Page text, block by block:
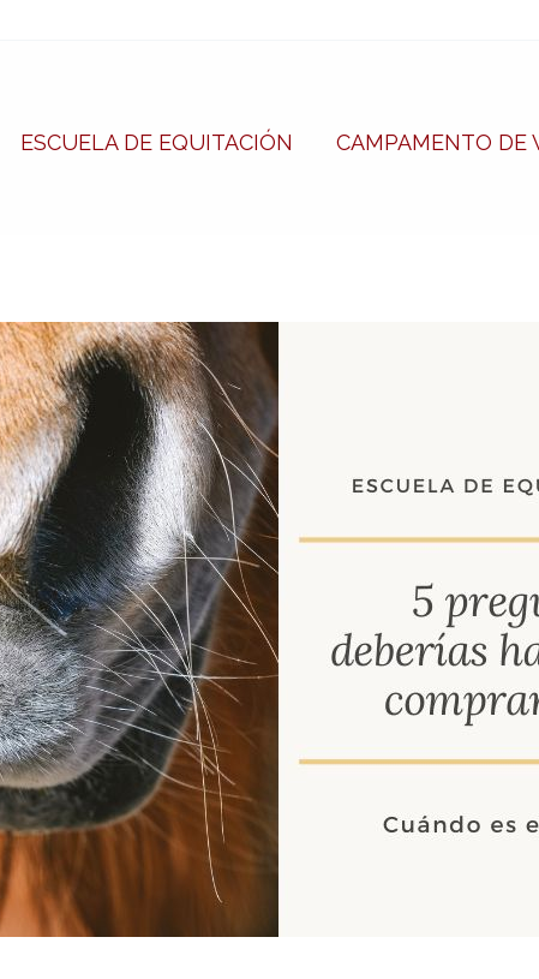
ESCUELA DE EQUITACIÓN CAMPAMENTO DE